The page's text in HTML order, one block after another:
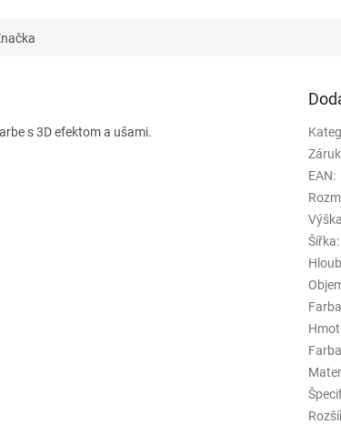
s 3D efektom a ušami.
EAN:
Výška
Šířka:
Farba